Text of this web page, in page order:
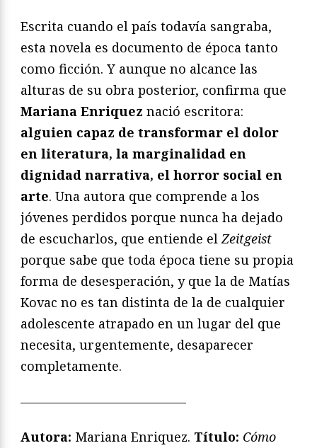
Escrita cuando el país todavía sangraba,
esta novela es documento de época tanto
como ficción. Y aunque no alcance las
alturas de su obra posterior, confirma que
Mariana Enriquez nació escritora:
alguien capaz de transformar el dolor
en literatura, la marginalidad en
dignidad narrativa, el horror social en
arte. Una autora que comprende a los
jóvenes perdidos porque nunca ha dejado
de escucharlos, que entiende el Zeitgeist
porque sabe que toda época tiene su propia
forma de desesperación, y que la de Matías
Kovac no es tan distinta de la de cualquier
adolescente atrapado en un lugar del que
necesita, urgentemente, desaparecer
completamente.
—————————————
Autora: Mariana Enriquez. Título: Cómo